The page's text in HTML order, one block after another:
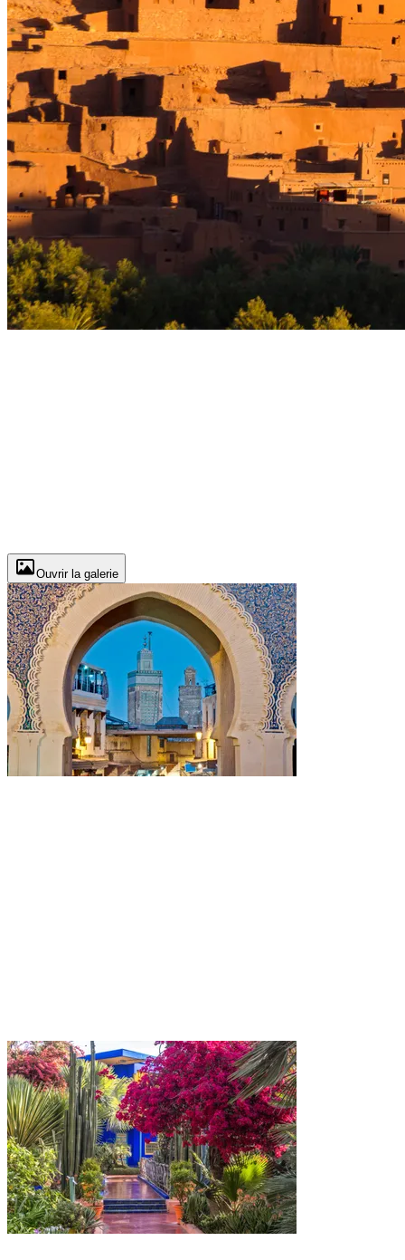
Ouvrir la galerie